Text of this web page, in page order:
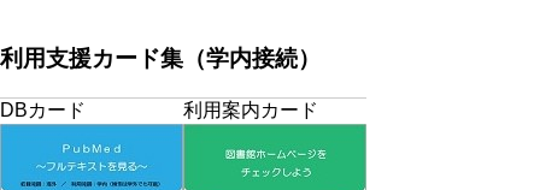
利用支援カード集（学内接続）
DBカード 利用案内カード